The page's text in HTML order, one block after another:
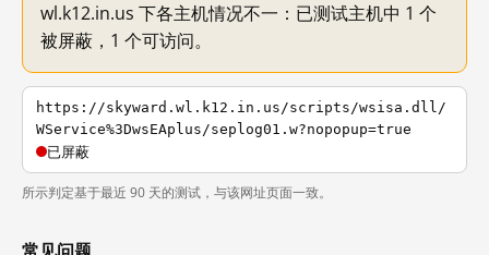
wl.k12.in.us 下各主机情况不一：已测试主机中 1 个
被屏蔽，1 个可访问。
https://skyward.wl.k12.in.us/scripts/wsisa.dll/
WService%3DwsEAplus/seplog01.w?nopopup=true
已屏蔽
所示判定基于最近 90 天的测试，与该网址页面一致。